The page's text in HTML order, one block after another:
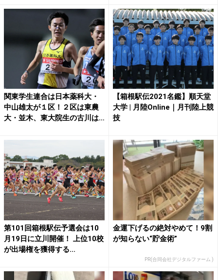
関東学生連合は日本薬科大・
中山雄太が１区！２区は東農
大・並木、東大院生の古川は
【箱根駅伝2021名鑑】順天堂
大学 | 月陸Online｜月刊陸上競
技
第101回箱根駅伝予選会は10
月19日に立川開催！ 上位10校
が出場権を獲得する...
金運下げるの絶対やめて！9割
が知らない“貯金術”
PR(合同会社デジタルファーム )